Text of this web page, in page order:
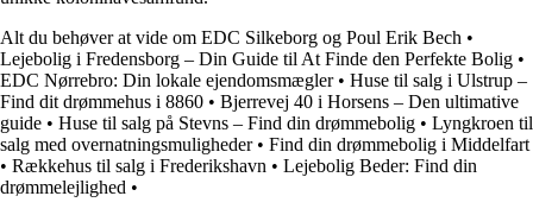
Alt du behøver at vide om EDC Silkeborg og Poul Erik Bech •
Lejebolig i Fredensborg – Din Guide til At Finde den Perfekte Bolig •
EDC Nørrebro: Din lokale ejendomsmægler• Huse til salg i Ulstrup –
Find dit drømmehus i 8860 • Bjerrevej 40 i Horsens – Den ultimative
guide • Huse til salg på Stevns – Find din drømmebolig • Lyngkroen til
salg med overnatningsmuligheder• Find din drømmebolig i Middelfart
• Rækkehus til salg i Frederikshavn • Lejebolig Beder: Find din
drømmelejlighed •